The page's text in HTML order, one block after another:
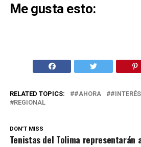
Me gusta esto:
RELATED TOPICS: #AHORA #INTERÉS
REGIONAL
DON'T MISS
Tenistas del Tolima representarán